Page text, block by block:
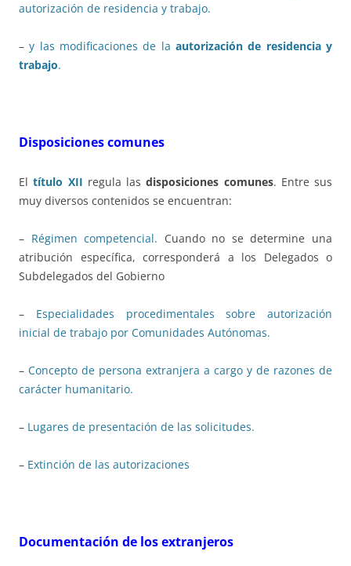
autorización de residencia y trabajo.
–y las modificaciones de laautorización de residencia y
trabajo.
Disposiciones comunes
Eltítulo XII regula lasdisposiciones comunes. Entre sus
muy diversos contenidos se encuentran:
– Régimen competencial. Cuando no se determine una
atribución específica, corresponderá a los Delegados o
Subdelegados del Gobierno
– Especialidades procedimentales sobre autorización
inicial de trabajo por Comunidades Autónomas.
– Concepto de persona extranjera a cargo y de razones de
carácter humanitario.
– Lugares de presentación de las solicitudes.
– Extinción de las autorizaciones
Documentación de los extranjeros